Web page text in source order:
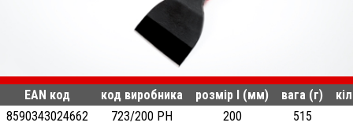
EAN код код виробника розмір l (мм) вага (г)
8590343024662
723/200 PH 200 515